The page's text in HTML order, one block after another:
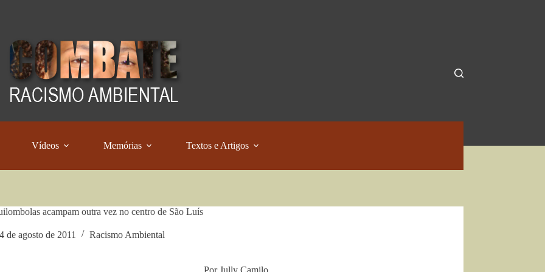
Vídeos Memórias Textos e Artigos
acampam outra vez no centro de São Luís
de agosto de 2011 Racismo Ambiental
Por Jully Camilo